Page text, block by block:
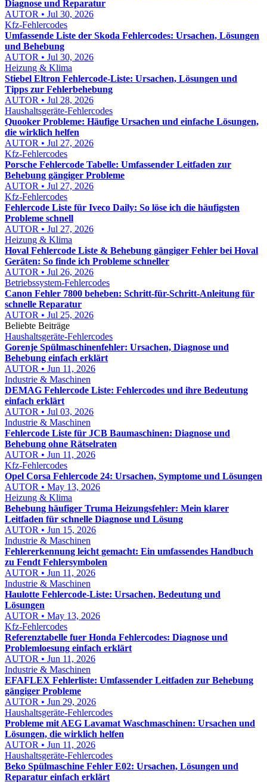
Diagnose und Reparatur
AUTOR • Jul 30, 2026
Kfz-Fehlercodes
Umfassende Liste der Skoda Fehlercodes: Ursachen, Lösungen
und Behebung
AUTOR • Jul 30, 2026
Heizung & Klima
Stiebel Eltron Fehlercode-Liste: Ursachen, Lösungen und
Tipps zur Fehlerbehebung
AUTOR • Jul 28, 2026
Haushaltsgeräte-Fehlercodes
Quooker Probleme: Häufige Ursachen und einfache Lösungen,
die wirklich helfen
AUTOR • Jul 27, 2026
Kfz-Fehlercodes
Porsche Fehlercode Tabelle: Umfassender Leitfaden zur
Behebung gängiger Probleme
AUTOR • Jul 27, 2026
Kfz-Fehlercodes
Fehlercode Liste für Iveco Daily: So löse ich die häufigsten
Probleme schnell
AUTOR • Jul 27, 2026
Heizung & Klima
Hoval Fehlercode Liste & Behebung gängiger Fehler bei Hoval
Geräten: So finde ich Probleme schneller
AUTOR • Jul 26, 2026
Betriebssystem-Fehlercodes
Canon Fehler 7800 beheben: Schritt-für-Schritt-Anleitung für
schnelle Reparatur
AUTOR • Jul 25, 2026
Beliebte Beiträge
Haushaltsgeräte-Fehlercodes
Gorenje Spülmaschinenfehler: Ursachen, Diagnose und
Behebung einfach erklärt
AUTOR • Jun 11, 2026
Industrie & Maschinen
DEMAG Fehlercode Liste: Fehlercodes und ihre Bedeutung
einfach erklärt
AUTOR • Jul 03, 2026
Industrie & Maschinen
Fehlercode Liste für JCB Baumaschinen: Diagnose und
Behebung ohne Rätselraten
AUTOR • Jun 11, 2026
Kfz-Fehlercodes
Opel Corsa Fehlercode 24: Ursachen, Symptome und Lösungen
AUTOR • May 13, 2026
Heizung & Klima
Behebung häufiger Truma Heizungsfehler: Mein klarer
Leitfaden für schnelle Diagnose und Lösung
AUTOR • Jun 15, 2026
Industrie & Maschinen
Fehlererkennung leicht gemacht: Ein umfassendes Handbuch
zu Fendt Fehlersymbolen
AUTOR • Jun 11, 2026
Industrie & Maschinen
Haulotte Fehlercode-Liste: Ursachen, Bedeutung und
Lösungen
AUTOR • May 13, 2026
Kfz-Fehlercodes
Referenztabelle fuer Honda Fehlercodes: Diagnose und
Problemloesung einfach erklärt
AUTOR • Jun 11, 2026
Industrie & Maschinen
EFAFLEX Fehlerliste: Umfassender Leitfaden zur Behebung
gängiger Probleme
AUTOR • Jun 29, 2026
Haushaltsgeräte-Fehlercodes
Probleme mit AEG Lavamat Waschmaschinen: Ursachen und
Lösungen, die wirklich helfen
AUTOR • Jun 11, 2026
Haushaltsgeräte-Fehlercodes
Beko Spülmaschine Fehler E02: Ursachen, Lösungen und
Reparatur einfach erklärt